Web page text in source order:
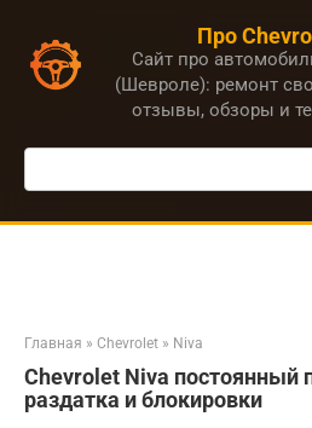
контенту
Про
Сайт про
(Шевроле): ремонт
отзывы, обзоры и
Поиск:
Главная » Chevrolet » Niva
Chevrolet Niva постоянный
раздатка и блокировки